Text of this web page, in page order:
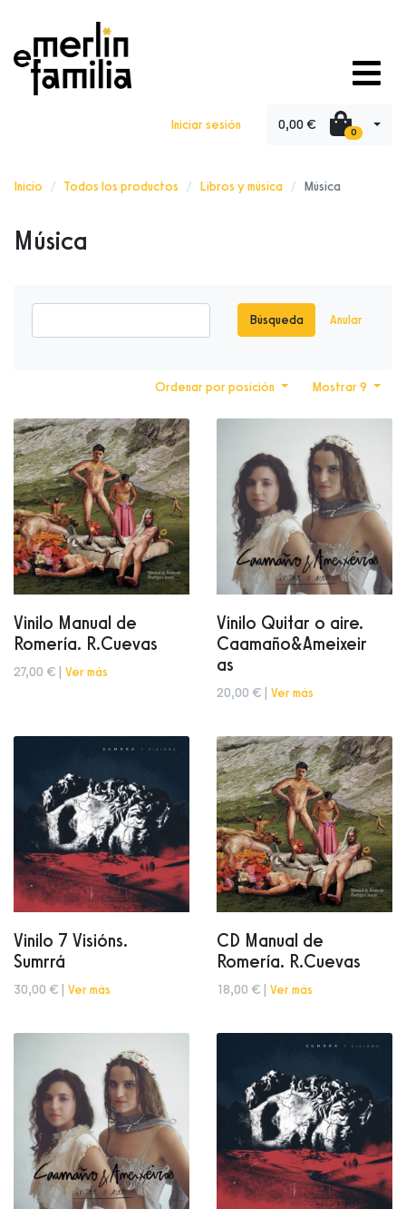
Iniciar sesión 0,00 € 0
Inicio Todos los productos Libros y música Música
Música
Búsqueda Anular
Mostrar 9
Ordenar por posición
Vinilo Manual de
Romería. R.Cuevas
27,00 € | Ver más
Vinilo Quitar o aire.
Caamaño&Ameixeir
as
20,00 € | Ver más
Vinilo 7 Visións.
Sumrrá
30,00 € | Ver más
CD Manual de
Romería. R.Cuevas
18,00 € | Ver más